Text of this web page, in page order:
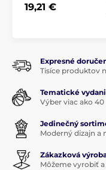
19,21 €
Expresné
Tisíce produktov
Tematické
Výber viac ako
Jedinečný
Moderný dizajn a
Zákazková
Môžeme vyrobiť